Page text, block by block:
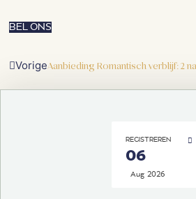
BEL ONS
VorigeAanbieding Romantisch verblijf: 2
REGISTREREN
06
Aug 2026